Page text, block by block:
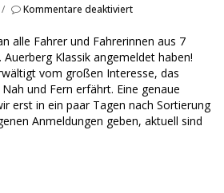
/ Kommentare deaktiviertfür
4.
Auerberg
Klassik
2024
ist
beendet
alle Fahrer und Fahrerinnen aus 7
Klassik angemeldet haben!
vom großen Interesse, das
und Fern erfährt. Eine genaue
erst in ein paar Tagen nach Sortierung
Anmeldungen geben, aktuell sind